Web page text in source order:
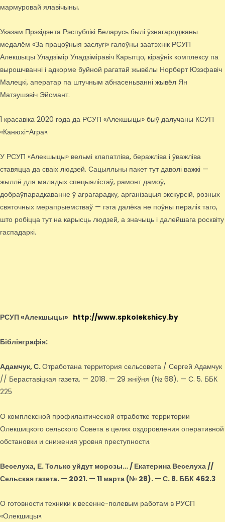
мармуровай ялавічыны.
Указам Прэзідэнта Рэспублікі Беларусь былі ўзнагароджаны
медалём «За працоўныя заслугі» галоўны заатэхнік РСУП
Алекшыцы Уладзімір Уладзіміравіч Карытцо, кіраўнік комплексу па
вырошчванні і адкорме буйной рагатай жывёлы Норберт Юзэфавіч
Малецкі, аператар па штучным абнасеньванні жывёл Ян
Матэушэвіч Эйсмант.
1 красавіка 2020 года да РСУП «Алекшыцы» быў далучаны КСУП
«Канюхі-Агра».
У РСУП «Алекшыцы» вельмі клапатліва, беражліва і ўважліва
ставяцца да сваіх людзей. Сацыяльны пакет тут даволі важкі —
жыллё для маладых спецыялістаў, рамонт дамоў,
добраўпарадкаванне ў аграгарадку, арганізацыя экскурсій, розных
святочных мерапрыемстваў — гэта далёка не поўны пералік таго,
што робіцца тут на карысць людзей, а значыць і далейшага росквіту
гаспадаркі.
РСУП «Алекшыцы» http://www.spkolekshicy.by
Бібліяграфія:
Адамчук, С.Отработана территория сельсовета / Сергей Адамчук
// Бераставіцкая газета. — 2018. — 29 жніўня (№ 68). — С. 5. ББК
225
О комплексной профилактической отработке территории
Олекшицкого сельского Совета в целях оздоровления оперативной
обстановки и снижения уровня преступности.
Веселуха, Е.Только уйдут морозы… / Екатерина Веселуха //
Сельская газета. — 2021. — 11 марта (№ 28). — С. 8. ББК 462.3
О готовности техники к весенне-полевым работам в РУСП
«Олекшицы».